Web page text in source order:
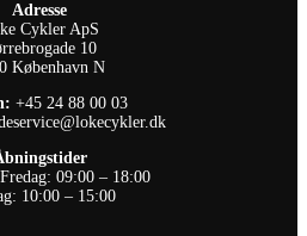
Adresse
Cykler ApS
10
København N
+45 24 88 00 03
09:00 – 18:00
10:00 – 15:00